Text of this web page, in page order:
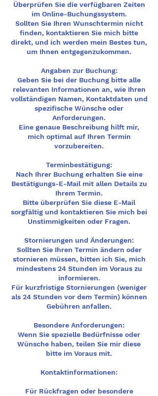
Überprüfen Sie die verfügbaren Zeiten
im Online-Buchungssystem.
Sollten Sie Ihren Wunschtermin nicht
finden, kontaktieren Sie mich bitte
direkt, und ich werden mein Bestes tun,
um Ihnen entgegenzukommen.
Angaben zur Buchung:
Geben Sie bei der Buchung bitte alle
relevanten Informationen an, wie Ihren
vollständigen Namen, Kontaktdaten und
spezifische Wünsche oder
Anforderungen.
Eine genaue Beschreibung hilft mir,
mich optimal auf Ihren Termin
vorzubereiten.
Terminbestätigung:
Nach Ihrer Buchung erhalten Sie eine
Bestätigungs-E-Mail mit allen Details zu
Ihrem Termin.
Bitte überprüfen Sie diese E-Mail
sorgfältig und kontaktieren Sie mich bei
Unstimmigkeiten oder Fragen.
Stornierungen und Änderungen:
Sollten Sie Ihren Termin ändern oder
stornieren müssen, bitten ich Sie, mich
mindestens 24 Stunden im Voraus zu
informieren.
Für kurzfristige Stornierungen (weniger
als 24 Stunden vor dem Termin) können
Gebühren anfallen.
Besondere Anforderungen:
Wenn Sie spezielle Bedürfnisse oder
Wünsche haben, teilen Sie mir diese
bitte im Voraus mit.
Kontaktinformationen:
Für Rückfragen oder besondere